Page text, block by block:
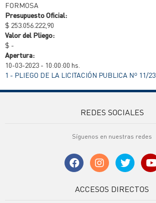
FORMOSA
Presupuesto Oficial:
$ 253.056.222,90
Valor del Pliego:
$ -
Apertura:
10-03-2023 - 10:00:00 hs.
1 - PLIEGO DE LA LICITACIÓN PUBLICA Nº 11/23
REDES SOCIALES
Síguenos en nuestras redes
ACCESOS DIRECTOS